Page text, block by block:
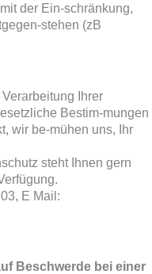
der Ein-schränkung,
stehen (zB
Ihrer
Bestim-mungen
wir be-mühen uns, Ihr
steht Ihnen gern
E Mail:
Beschwerde bei einer